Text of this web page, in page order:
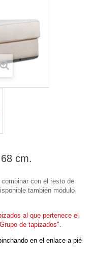
cm.
con el resto de
también módulo
al que pertenece el
de tapizados".
en el enlace a pié